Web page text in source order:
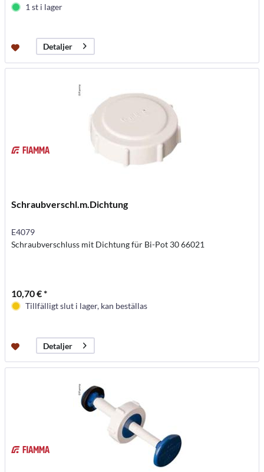
1 st i lager
Detaljer
Schraubverschl.m.Dichtung
E4079
Schraubverschluss mit Dichtung für Bi-Pot 30 66021
10,70 € *
Tillfälligt slut i lager, kan beställas
Detaljer